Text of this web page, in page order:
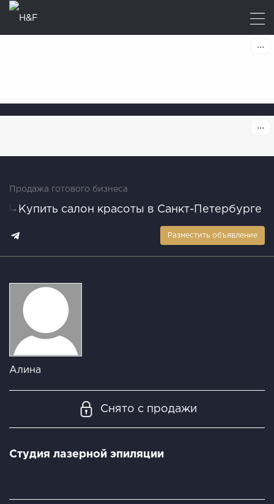
Продажа готового бизнеса
Купить салон красоты в Санкт-Петербурге
Разместить объявление
Алина
Снято с продажи
Студия лазерной эпиляции